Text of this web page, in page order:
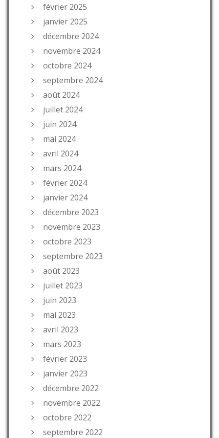
février 2025
janvier 2025
décembre 2024
novembre 2024
octobre 2024
septembre 2024
août 2024
juillet 2024
juin 2024
mai 2024
avril 2024
mars 2024
février 2024
janvier 2024
décembre 2023
novembre 2023
octobre 2023
septembre 2023
août 2023
juillet 2023
juin 2023
mai 2023
avril 2023
mars 2023
février 2023
janvier 2023
décembre 2022
novembre 2022
octobre 2022
septembre 2022